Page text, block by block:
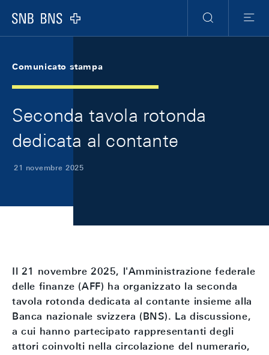
Logo
Ricerca
Menu
Comunicato stampa
Seconda tavola rotonda
dedicata al contante
21 novembre 2025
Il 21 novembre 2025, l'Amministrazione federale
delle finanze (AFF) ha organizzato la seconda
tavola rotonda dedicata al contante insieme alla
Banca nazionale svizzera (BNS). La discussione,
a cui hanno partecipato rappresentanti degli
attori coinvolti nella circolazione del numerario,